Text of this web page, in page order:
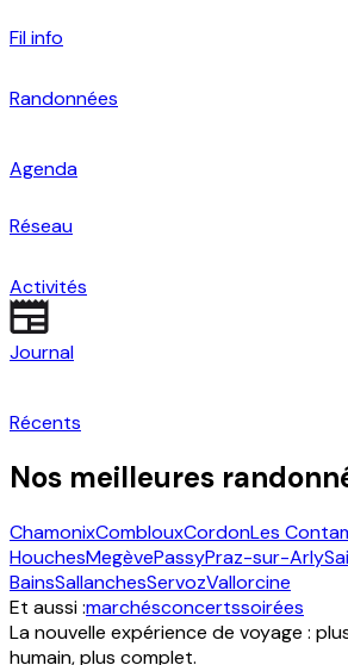
Fil info
Randonnées
Agenda
Réseau
Activités
Journal
Récents
Nos meilleures
ChamonixComblouxCordonLes
HouchesMegèvePassyPraz-sur-Arly
BainsSallanchesServozVallorcine
Et aussi :marchésconcertssoirées
La nouvelle expérience de voyage :
humain, plus complet.